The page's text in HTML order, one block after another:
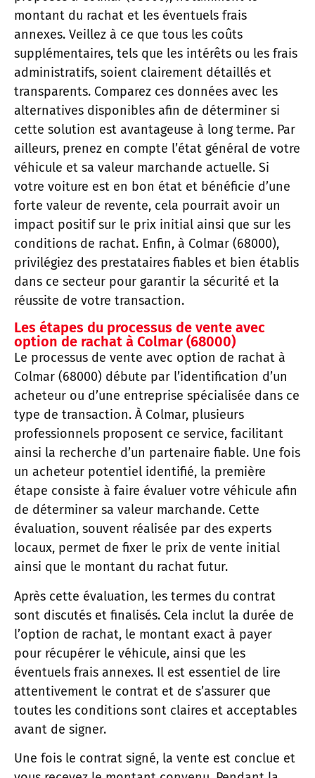
montant du rachat et les éventuels frais
annexes. Veillez à ce que tous les coûts
supplémentaires, tels que les intérêts ou les frais
administratifs, soient clairement détaillés et
transparents. Comparez ces données avec les
alternatives disponibles afin de déterminer si
cette solution est avantageuse à long terme. Par
ailleurs, prenez en compte l’état général de votre
véhicule et sa valeur marchande actuelle. Si
votre voiture est en bon état et bénéficie d’une
forte valeur de revente, cela pourrait avoir un
impact positif sur le prix initial ainsi que sur les
conditions de rachat. Enfin, à Colmar (68000),
privilégiez des prestataires fiables et bien établis
dans ce secteur pour garantir la sécurité et la
réussite de votre transaction.
Les étapes du processus de vente avec
option de rachat à Colmar (68000)
Le processus de vente avec option de rachat à
Colmar (68000) débute par l’identification d’un
acheteur ou d’une entreprise spécialisée dans ce
type de transaction. À Colmar, plusieurs
professionnels proposent ce service, facilitant
ainsi la recherche d’un partenaire fiable. Une fois
un acheteur potentiel identifié, la première
étape consiste à faire évaluer votre véhicule afin
de déterminer sa valeur marchande. Cette
évaluation, souvent réalisée par des experts
locaux, permet de fixer le prix de vente initial
ainsi que le montant du rachat futur.
Après cette évaluation, les termes du contrat
sont discutés et finalisés. Cela inclut la durée de
l’option de rachat, le montant exact à payer
pour récupérer le véhicule, ainsi que les
éventuels frais annexes. Il est essentiel de lire
attentivement le contrat et de s’assurer que
toutes les conditions sont claires et acceptables
avant de signer.
Une fois le contrat signé, la vente est conclue et